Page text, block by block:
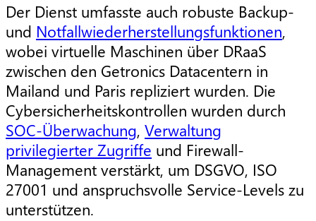
Der Dienst umfasste auch robuste Backup-
und Notfallwiederherstellungsfunktionen,
wobei virtuelle Maschinen über DRaaS
zwischen den Getronics Datacentern in
Mailand und Paris repliziert wurden. Die
Cybersicherheitskontrollen wurden durch
SOC-Überwachung, Verwaltung
privilegierter Zugriffe und Firewall-
Management verstärkt, um DSGVO, ISO
27001 und anspruchsvolle Service-Levels zu
unterstützen.